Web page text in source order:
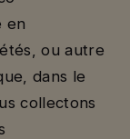
en
ou autre
dans le
collectons